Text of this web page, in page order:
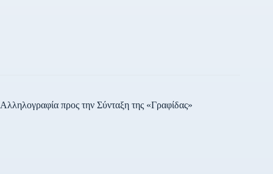
Αλληλογραφία προς την Σύνταξη της «Γραφίδας»